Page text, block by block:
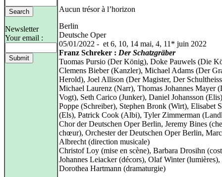
Newsletter
Your email :
Aucun trésor à l’horizon
Berlin
Deutsche Oper
05/01/2022 - et 6, 10, 14 mai, 4, 11* juin 2022
Franz Schreker : Der Schatzgräber
Tuomas Pursio (Der König), Doke Pauwels (Die
Clemens Bieber (Kanzler), Michael Adams (Der
Herold), Joel Allison (Der Magister, Der
Michael Laurenz (Narr), Thomas Johannes Mayer
Vogt), Seth Carico (Junker), Daniel Johansson
Poppe (Schreiber), Stephen Bronk (Wirt), Elisabet
(Els), Patrick Cook (Albi), Tyler Zimmerman
Chor der Deutschen Oper Berlin, Jeremy Bines
chœur), Orchester der Deutschen Oper Berlin, Marc
Albrecht (direction musicale)
Christof Loy (mise en scène), Barbara Drosihn
Johannes Leiacker (décors), Olaf Winter (lumières),
Dorothea Hartmann (dramaturgie)